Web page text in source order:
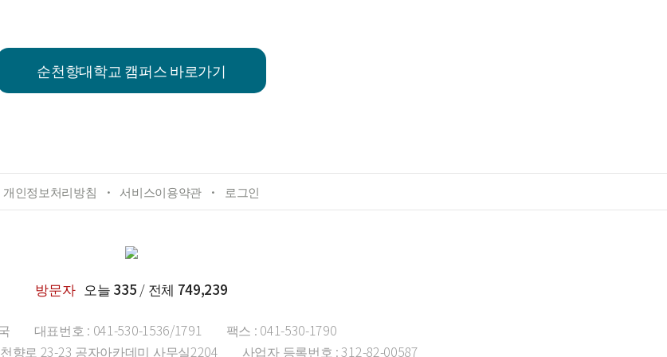
순천향대학교 캠퍼스 바로가기
개인정보처리방침 서비스이용약관 로그인
방문자 오늘 335 / 전체 749,239
대표번호 : 041-530-1536/1791
팩스 : 041-530-1790
향로 23-23 공자아카데미 사무실2204
사업자 등록번호 : 312-82-00587